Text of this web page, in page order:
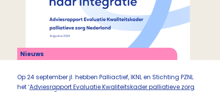
Nieuws
Op 24 september jl. hebben Palliactief, IKNL en Stichting PZNL
het ‘Adviesrapport Evaluatie Kwaliteitskader palliatieve zorg